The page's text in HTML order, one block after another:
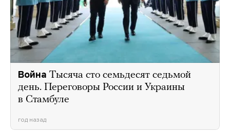
Война Тысяча сто семьдесят седьмой
день. Переговоры России и Украины
в Стамбуле
год назад